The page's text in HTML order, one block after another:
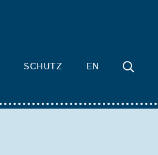
SCHUTZ EN